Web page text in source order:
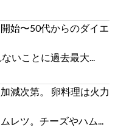
始〜50代からのダイエ
いことに過去最大...
減次第。 卵料理は火力
レツ。チーズやハム...